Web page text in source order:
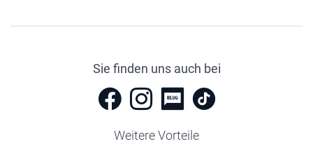
Sie finden uns auch bei
Weitere Vorteile